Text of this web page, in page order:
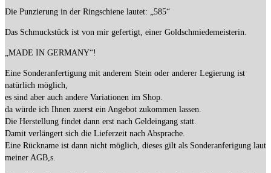
Die Punzierung in der Ringschiene lautet: „585“
Das Schmuckstück ist von mir gefertigt, einer Goldschmiedemeisterin.
„MADE IN GERMANY“!
Eine Sonderanfertigung mit anderem Stein oder anderer Legierung ist
natürlich möglich,
es sind aber auch andere Variationen im Shop.
da würde ich Ihnen zuerst ein Angebot zukommen lassen.
Die Herstellung findet dann erst nach Geldeingang statt.
Damit verlängert sich die Lieferzeit nach Absprache.
Eine Rückname ist dann nicht möglich, dieses gilt als Sonderanferigung laut
meiner AGB,s.